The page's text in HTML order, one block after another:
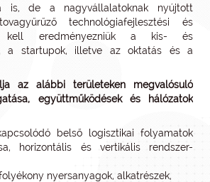
is, de a nagyvállalatoknak nyújtott
technológiafejlesztési és
kell eredményezniük a kis- és
a startupok, illetve az oktatás és a
az alábbi területeken megvalósuló
együttműködések és hálózatok
belső logisztikai folyamatok
horizontális és vertikális rendszer-
nyersanyagok, alkatrészek,